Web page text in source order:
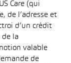
Care (qui
de l’adresse et
d’un crédit
la
valable
de